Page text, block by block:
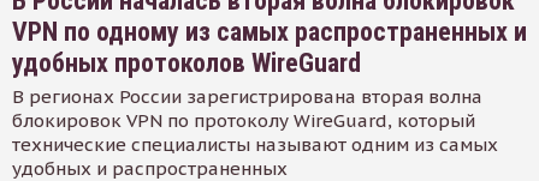
VPN по одному из самых распространенных и
удобных протоколов WireGuard
В регионах России зарегистрирована вторая волна
блокировок VPN по протоколу WireGuard, который
технические специалисты называют одним из самых
удобных и распространенных